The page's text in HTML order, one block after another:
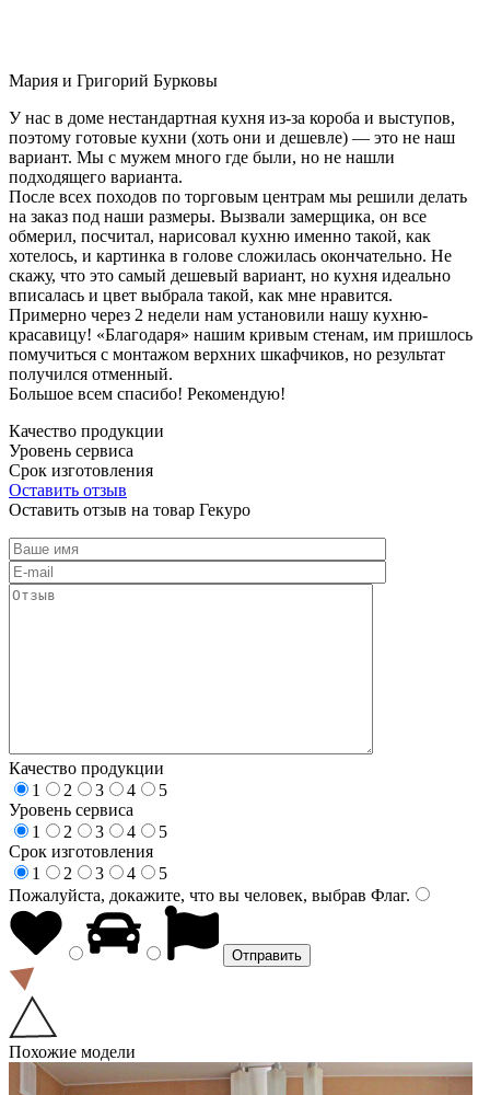
Мария и Григорий Бурковы
У нас в доме нестандартная кухня из-за короба и выступов,
поэтому готовые кухни (хоть они и дешевле) — это не наш
вариант. Мы с мужем много где были, но не нашли
подходящего варианта.
После всех походов по торговым центрам мы решили делать
на заказ под наши размеры. Вызвали замерщика, он все
обмерил, посчитал, нарисовал кухню именно такой, как
хотелось, и картинка в голове сложилась окончательно. Не
скажу, что это самый дешевый вариант, но кухня идеально
вписалась и цвет выбрала такой, как мне нравится.
Примерно через 2 недели нам установили нашу кухню-
красавицу! «Благодаря» нашим кривым стенам, им пришлось
помучиться с монтажом верхних шкафчиков, но результат
получился отменный.
Большое всем спасибо! Рекомендую!
Качество продукции
Уровень сервиса
Срок изготовления
Оставить отзыв
Оставить отзыв на товар Гекуро
Качество продукции
1
2 3 4
5
Уровень сервиса
1
2 3 4
5
Срок изготовления
1
2 3 4
5
Пожалуйста, докажите, что вы человек, выбрав Флаг.
Похожие модели